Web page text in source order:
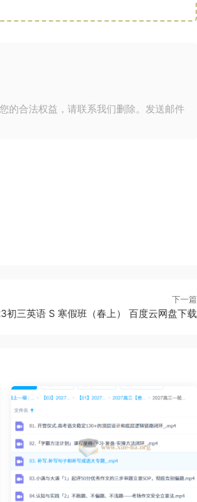
的合法权益，请联系我们删除。发送邮件
下一篇
初三英语 S 寒假班（春上） 百度云网盘下载